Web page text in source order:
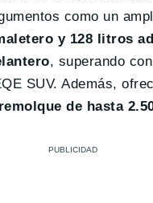
como un
y 128 litros
, superando
SUV. Además,
de hasta